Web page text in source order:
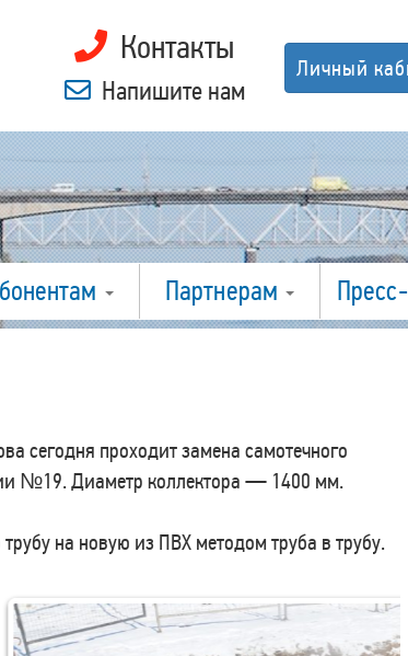
Контакты
Напишите нам
Личный
Партнерам
сегодня проходит замена самотечного
№19. Диаметр коллектора — 1400 мм.
на новую из ПВХ методом труба в трубу.